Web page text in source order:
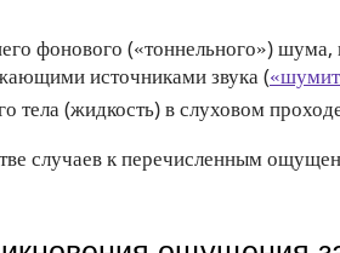
фонового («тоннельного»)
источниками звука (
тела (жидкость) в слуховом
случаев к перечисленным